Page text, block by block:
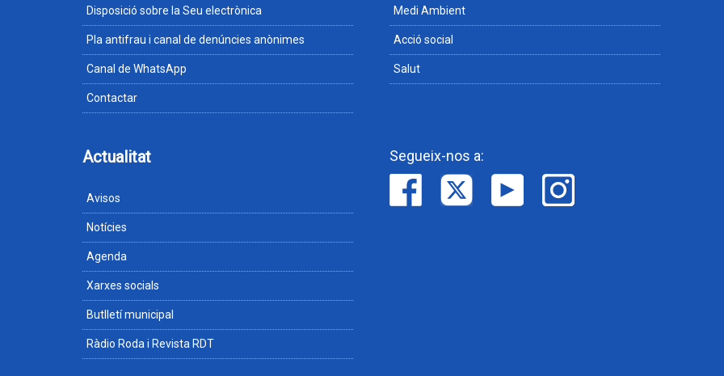
Disposició sobre la Seu electrònica
Pla antifrau i canal de denúncies anònimes
Canal de WhatsApp
Contactar
Medi Ambient
Acció social
Salut
Actualitat
Avisos
Notícies
Agenda
Xarxes socials
Butlletí municipal
Ràdio Roda i Revista RDT
Segueix-nos a: